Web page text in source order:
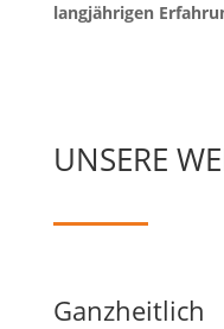
langjährigen
UNSERE
Ganzheitlich